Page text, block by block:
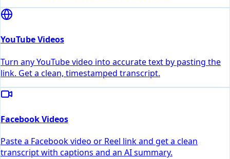
YouTube Videos
Turn any YouTube video into accurate text by pasting the
link. Get a clean, timestamped transcript.
Facebook Videos
Paste a Facebook video or Reel link and get a clean
transcript with captions and an AI summary.